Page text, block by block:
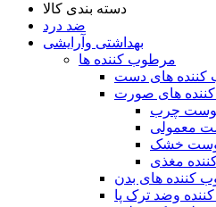
دسته بندی کالا
ضد درد
بهداشتی وآرایشی
مرطوب کننده ها
های دست
های صورت
چرب
معمولی
خشک
مغذی
کننده های بدن
وضد ترک پا